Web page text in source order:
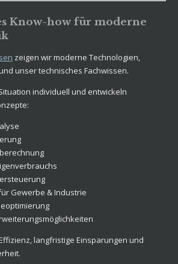
Know-how für moderne
zeigen wir moderne Technologien,
unser technisches Fachwissen.
individuell und entwickeln
Gewerbe & Industrie
langfristige Einsparungen und